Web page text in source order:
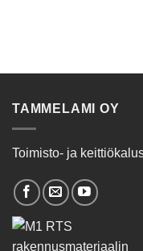
TAMMELAMI OY
Toimisto- ja